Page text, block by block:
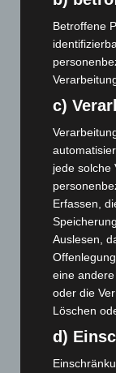
März 2024(103)
Februar 2024
Januar 2024
(111)
Dezember 2023
Oktober 2023
September 2023
August 2023
Juli 2023(118)
Juni 2023(142)
Mai 2023(139)
April 2023(155)
März 2023(174)
Februar 2023
Januar 2023
Betroffene
c)
jede solche
Erfassen,
Auslesen,
eine
oder die
Löschen
d)